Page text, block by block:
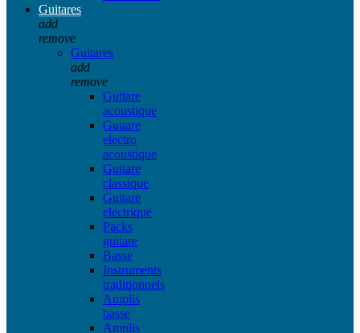
Guitares
add
remove
Guitares
add
remove
Guitare
acoustique
Guitare
electro
acoustique
Guitare
classique
Guitare
electrique
Packs
guitare
Basse
Instruments
traditionnels
Amplis
basse
Amplis